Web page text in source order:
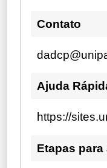
Contato
Ajuda
https://
Etapas